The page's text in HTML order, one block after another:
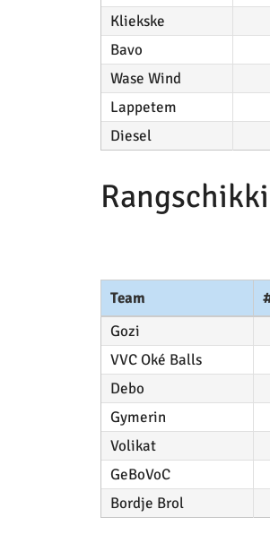
Kliekske
Bavo
Wase Wind
Lappetem
Diesel
Team
Gozi
VVC Oké Balls
Debo
Gymerin
Volikat
GeBoVoC
Bordje Brol